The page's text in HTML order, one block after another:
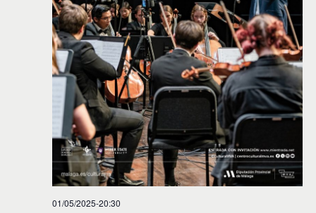
01/05/2025-20:30